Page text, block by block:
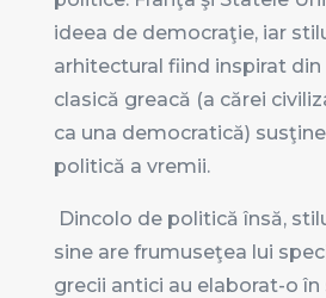
ideea de democraţie, iar
arhitectural fiind inspirat
clasică greacă (a cărei
ca una democratică)
politică a vremii.
Dincolo de politică însă,
sine are frumuseţea lui
grecii antici au elaborat-o în